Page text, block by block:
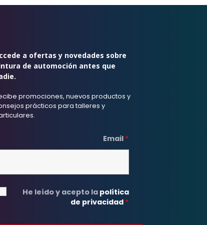
a ofertas y novedades sobre
de automoción antes que
promociones, nuevos productos y
prácticos para talleres y
Email *
He leído y acepto la política
de privacidad *